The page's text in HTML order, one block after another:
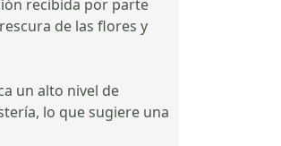
recibida por parte
de las flores y
un alto nivel de
lo que sugiere una